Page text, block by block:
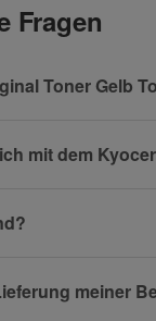
Fragen
Toner Gelb
mit dem
meiner